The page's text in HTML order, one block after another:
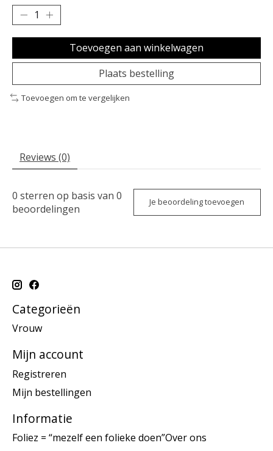
Toevoegen aan winkelwagen
Plaats bestelling
Toevoegen om te vergelijken
Reviews (0)
0 sterren op basis van 0
beoordelingen
Je beoordeling toevoegen
Categorieën
Vrouw
Mijn account
Registreren
Mijn bestellingen
Informatie
Foliez = “mezelf een folieke doen”Over ons